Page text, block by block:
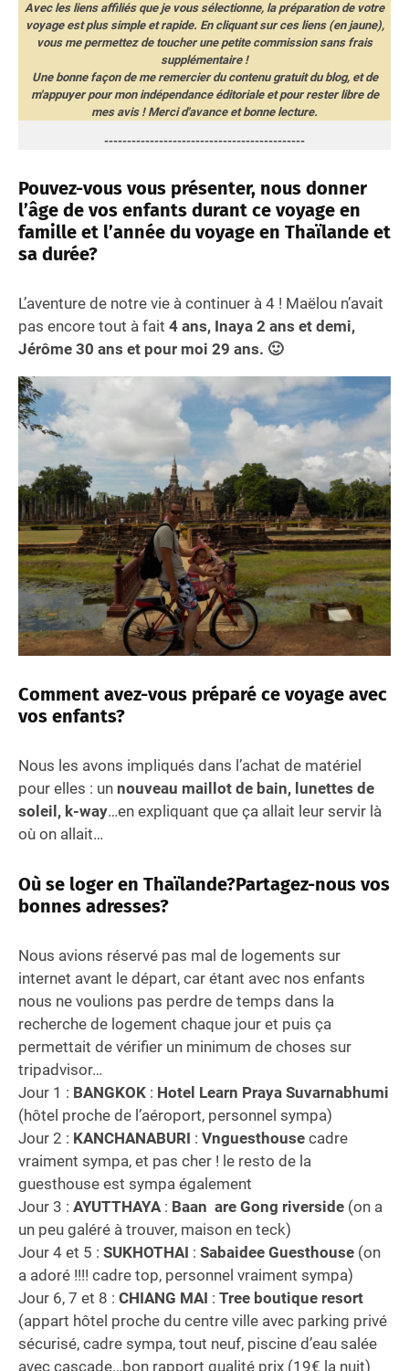
Avec les liens affiliés que je vous sélectionne, la préparation de votre
voyage est plus simple et rapide. En cliquant sur ces liens (en jaune),
vous me permettez de toucher une petite commission sans frais
supplémentaire !
Une bonne façon de me remercier du contenu gratuit du blog, et de
m'appuyer pour mon indépendance éditoriale et pour rester libre de
mes avis ! Merci d'avance et bonne lecture.
--------------------------------------------
Pouvez-vous vous présenter, nous donner
l’âge de vos enfants durant ce voyage en
famille et l’année du voyage en Thaïlande et
sa durée?
L’aventure de notre vie à continuer à 4 ! Maëlou n’avait
pas encore tout à fait 4 ans, Inaya 2 ans et demi,
Jérôme 30 ans et pour moi 29 ans. 🙂
Comment avez-vous préparé ce voyage avec
vos enfants?
Nous les avons impliqués dans l’achat de matériel
pour elles : un nouveau maillot de bain, lunettes de
soleil, k-way…en expliquant que ça allait leur servir là
où on allait…
Où se loger en Thaïlande?Partagez-nous vos
bonnes adresses?
Nous avions réservé pas mal de logements sur
internet avant le départ, car étant avec nos enfants
nous ne voulions pas perdre de temps dans la
recherche de logement chaque jour et puis ça
permettait de vérifier un minimum de choses sur
tripadvisor…
Jour 1 : BANGKOK : Hotel Learn Praya Suvarnabhumi
(hôtel proche de l’aéroport, personnel sympa)
Jour 2 : KANCHANABURI : Vnguesthouse cadre
vraiment sympa, et pas cher ! le resto de la
guesthouse est sympa également
Jour 3 : AYUTTHAYA: Baan are Gong riverside (on a
un peu galéré à trouver, maison en teck)
Jour 4 et 5 : SUKHOTHAI : Sabaidee Guesthouse (on
a adoré !!!! cadre top, personnel vraiment sympa)
Jour 6, 7 et 8 : CHIANG MAI : Tree boutique resort
(appart hôtel proche du centre ville avec parking privé
sécurisé, cadre sympa, tout neuf, piscine d’eau salée
avec cascade…bon rapport qualité prix (19€ la nuit)